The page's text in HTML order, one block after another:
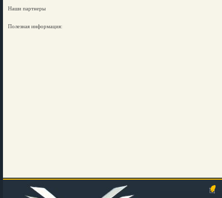
Наши партнеры
Полезная информация: